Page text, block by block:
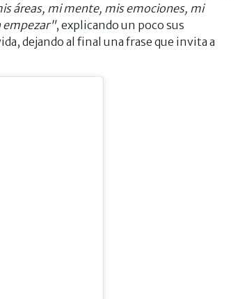
áreas, mi mente, mis emociones, mi
empezar", explicando un poco sus
dejando al final una frase que invita a